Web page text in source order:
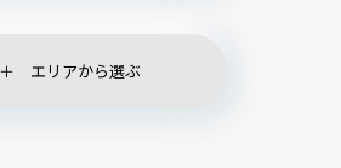
エリアから選ぶ